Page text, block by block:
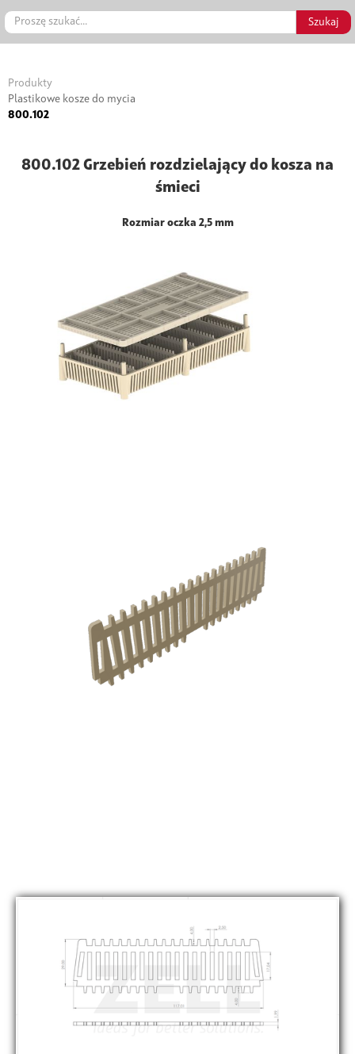
Produkty
Plastikowe kosze do mycia
800.102
800.102 Grzebień rozdzielający do kosza na
śmieci
Rozmiar oczka 2,5 mm